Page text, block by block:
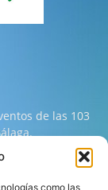
como las
de las 103